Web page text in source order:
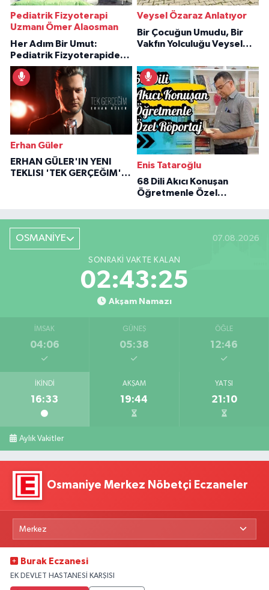
Pediatrik Fizyoterapi
Uzmanı Ömer Alaosman
Her Adım Bir Umut:
Pediatrik Fizyoterapiden
İlham Veren Hikâyeler
Veysel Özaraz Anlatıyor
Bir Çocuğun Umudu, Bir
Vakfın Yolculuğu Veysel
Erhan Güler
ERHAN GÜLER'IN YENI
TEKLISI 'TEK GERÇEĞIM'LE
Enis Tataroğlu
68 Dili Akıcı Konuşan
Öğretmenle Özel
OSMANİYE 07.08.2026
SONRAKI VAKTE KALAN
02:43:24
Akşam Namazı
İMSAK
04:06
GÜNEŞ
05:38
ÖĞLE
12:46
İKINDI
16:33
AKŞAM
19:44
YATSI
21:10
Aylık Vakitler
Osmaniye Merkez Nöbetçi Eczaneler
Burak Eczanesi
EK DEVLET HASTANESİ KARŞISI